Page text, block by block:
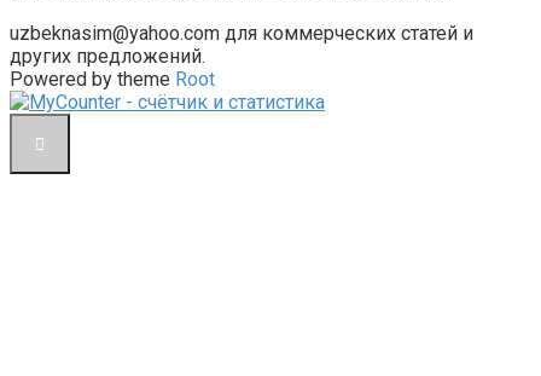
uzbeknasim@yahoo.com для коммерческих статей и
других предложений.
Powered by theme Root